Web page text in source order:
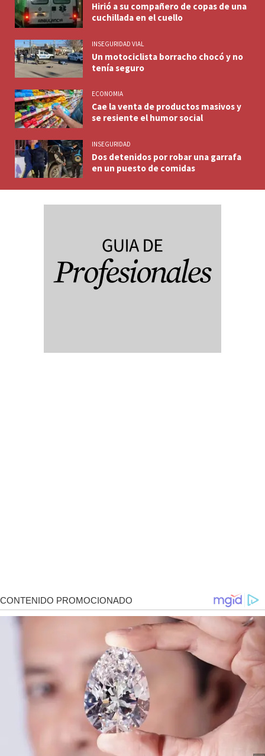
Hirió a su compañero de copas de una
cuchillada en el cuello
INSEGURIDAD VIAL
Un motociclista borracho chocó y no
tenía seguro
ECONOMIA
Cae la venta de productos masivos y
se resiente el humor social
INSEGURIDAD
Dos detenidos por robar una garrafa
en un puesto de comidas